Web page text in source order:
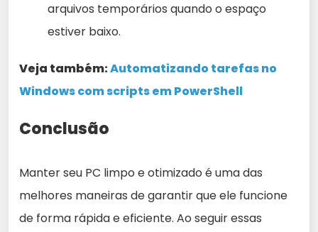
arquivos temporários quando o espaço
estiver baixo.
Veja também:Automatizando tarefas no
Windows com scripts em PowerShell
Conclusão
Manter seu PC limpo e otimizado é uma das
melhores maneiras de garantir que ele funcione
de forma rápida e eficiente. Ao seguir essas